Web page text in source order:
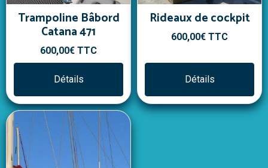
Trampoline Bâbord
Catana 471
600,00€ TTC
Détails
Rideaux de cockpit
600,00€ TTC
Détails